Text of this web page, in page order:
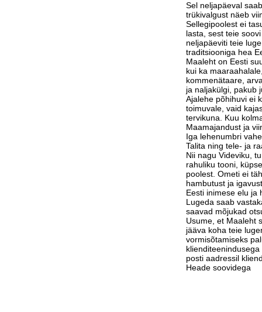
Sel neljapäeval
trükivalgust näeb
Sellegipoolest ei
lasta, sest teie
neljapäeviti teie
traditsiooniga hea
Maaleht on Eesti
kui ka
kommenätaare,
ja naljakülgi, pakub
Ajalehe põhihuvi ei
toimuvale, vaid
tervikuna. Kuu
Maamajandust ja
Iga lehenumbri
Talita ning tele- ja
Nii nagu Videviku,
rahuliku tooni,
poolest. Ometi ei
hambutust ja
Eesti inimese elu ja
Lugeda saab
saavad mõjukad
Usume, et Maaleht
jääva koha teie
vormisõtamiseks
posti aadressil
Heade soovidega